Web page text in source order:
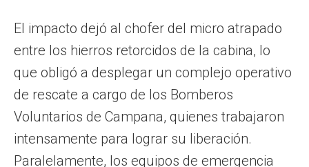
El impacto dejó al chofer del micro atrapado
entre los hierros retorcidos de la cabina, lo
que obligó a desplegar un complejo operativo
de rescate a cargo de los Bomberos
Voluntarios de Campana, quienes trabajaron
intensamente para lograr su liberación.
Paralelamente, los equipos de emergencia